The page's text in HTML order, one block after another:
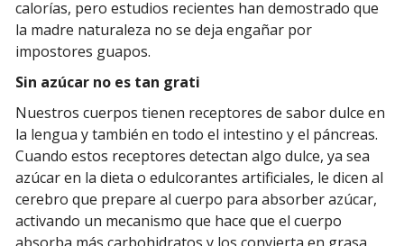
calorías, pero estudios recientes han demostrado que
la madre naturaleza no se deja engañar por
impostores guapos.
Sin azúcar no es tan grati
Nuestros cuerpos tienen receptores de sabor dulce en
la lengua y también en todo el intestino y el páncreas.
Cuando estos receptores detectan algo dulce, ya sea
azúcar en la dieta o edulcorantes artificiales, le dicen al
cerebro que prepare al cuerpo para absorber azúcar,
activando un mecanismo que hace que el cuerpo